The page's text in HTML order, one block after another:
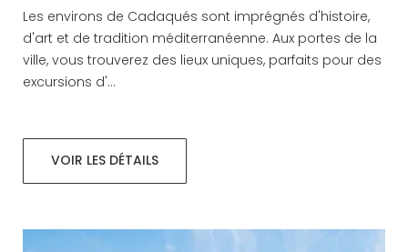
Les environs de Cadaqués sont imprégnés d'histoire,
d'art et de tradition méditerranéenne. Aux portes de la
ville, vous trouverez des lieux uniques, parfaits pour des
excursions d'...
VOIR LES DÉTAILS